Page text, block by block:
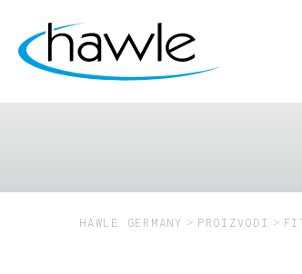
HAWLE GERMANY PROIZVODI